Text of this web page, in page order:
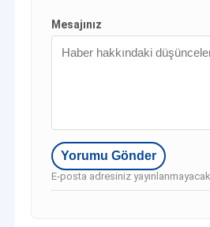
Mesajınız
E-posta adresiniz